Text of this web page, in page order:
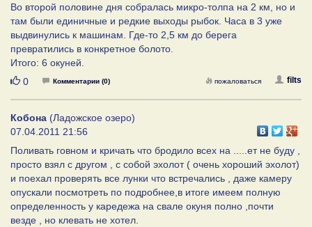
Во второй половине дня собралась микро-толпа на 2 км, но и
там были единичные и редкие выходы рыбок. Часа в 3 уже
выдвинулись к машинам. Где-то 2,5 км до берега
превратились в конкретное болото.
Итого: 6 окуней.
Нравится
0 Комментарии (0) filts
пожаловаться
Кобона (Ладожское озеро)
07.04.2011 21:56
Поливать говном и кричать что бродило всех на .....ет не буду ,
просто взял с другом , с собой эхолот ( очень хороший эхолот)
и поехал проверять все лунки что встречались , даже камеру
опускали посмотреть по подробнее,в итоге имеем полную
определенность у каредежа на свале окуня полно ,почти
везде , но клевать не хотел.